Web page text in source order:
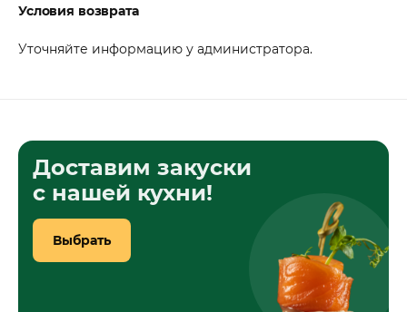
Условия возврата
Уточняйте информацию у администратора.
Доставим закуски
с нашей кухни!
Выбрать